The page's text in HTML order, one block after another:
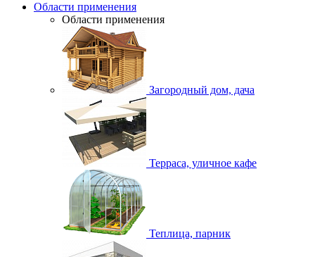
Области применения
Области применения
Загородный дом, дача
Терраса, уличное кафе
Теплица, парник